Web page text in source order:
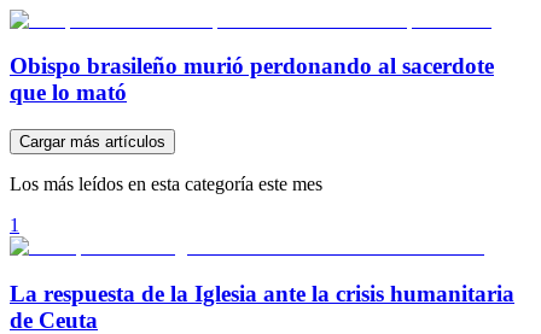
Obispo brasileño murió perdonando al sacerdote
que lo mató
Cargar más artículos
Los más leídos en esta categoría este mes
1
La respuesta de la Iglesia ante la crisis humanitaria
de Ceuta